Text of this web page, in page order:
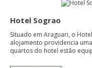
Hotel Sograo
Situado em Araguari, o
alojamento providencia uma
quartos do hotel estão